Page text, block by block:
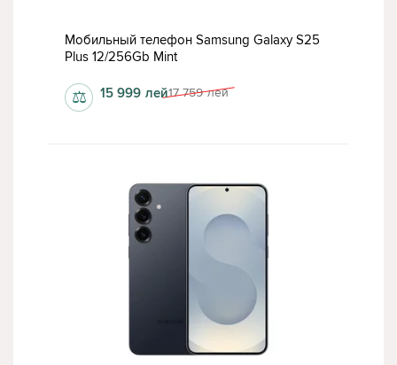
Мобильный телефон Samsung Galaxy S25
Plus 12/256Gb Mint
17 759 лей
15 999 лей
⚖